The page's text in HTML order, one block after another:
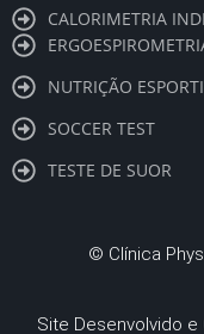
CALORIMETRIA
NUTRIÇÃO
SOCCER TEST
TESTE DE SUOR
© Clínica
Site Desenvolvido e